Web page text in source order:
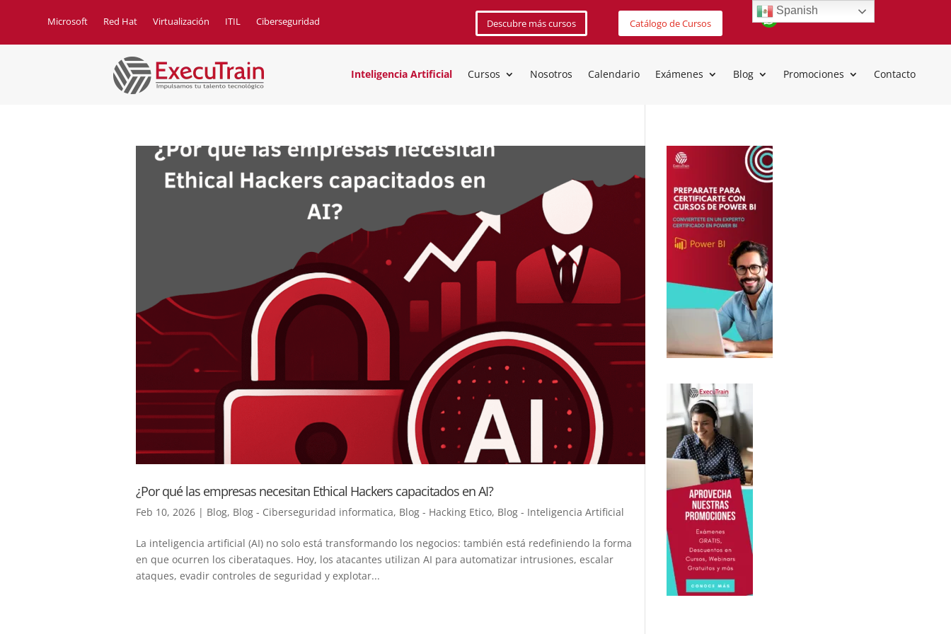
Microsoft Red Hat Virtualización ITIL Ciberseguridad Descubre más cursos Catálogo de Cursos
Inteligencia Artificial Cursos Nosotros Calendario Exámenes Blog Promociones Contacto
¿Por qué las empresas necesitan Ethical Hackers capacitados en AI?
Feb 10, 2026 | Blog, Blog - Ciberseguridad informatica, Blog - Hacking Etico, Blog - Inteligencia Artificial
La inteligencia artificial (AI) no solo está transformando los negocios: también está redefiniendo la forma
en que ocurren los ciberataques. Hoy, los atacantes utilizan AI para automatizar intrusiones, escalar
ataques, evadir controles de seguridad y explotar...
Spanish